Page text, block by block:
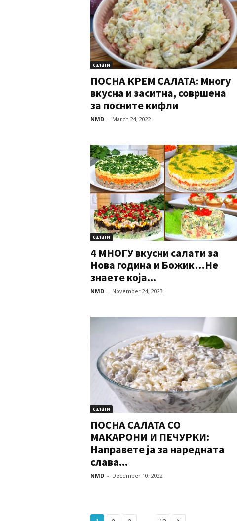
салати
ПОСНА КРЕМ САЛАТА: Многу
вкусна и заситна, совршена
за посните кифли
NMD - March 24, 2022
салати
4 МНОГУ вкусни салати за
Нова година и Божик…Не
знаете која...
NMD - November 24, 2023
салати
ПОСНА САЛАТА СО
МАКАРОНИ И ПЕЧУРКИ:
Направете ја за наредната
слава...
NMD - December 10, 2022